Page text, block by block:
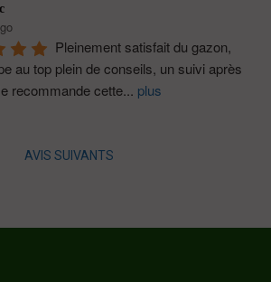
Pleinement satisfait du gazon,
au top plein de conseils, un suivi après
recommande cette... plus
AVIS SUIVANTS